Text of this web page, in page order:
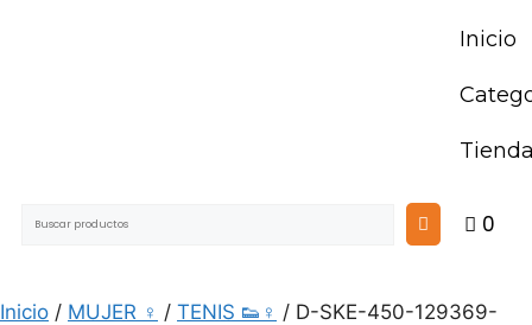
Inicio
0
Inicio / MUJER ♀ / TENIS 👟♀ / D-SKE-450-129369-